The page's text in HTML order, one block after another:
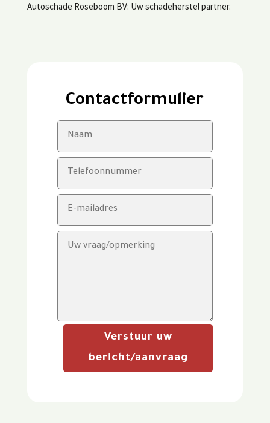
Autoschade Roseboom BV: Uw schadeherstel partner.
Contactformulier
Verstuur uw
bericht/aanvraag